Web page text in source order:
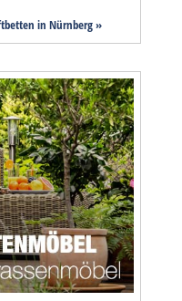
in Nürnberg »